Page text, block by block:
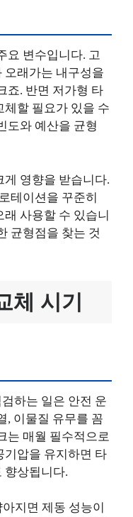
요 변수입니다. 고
오래가는 내구성을
죠. 반면 저가형 타
체할 필요가 있을 수
도와 예산을 균형
게 영향을 받습니다.
테이션을 꾸준히
사용할 수 있습니
균형점을 찾는 것
체 시기
하는 일은 안전 운
, 이물질 유무를 꼼
는 매월 필수적으로
기압을 유지하면 타
향상됩니다.
지면 제동 성능이